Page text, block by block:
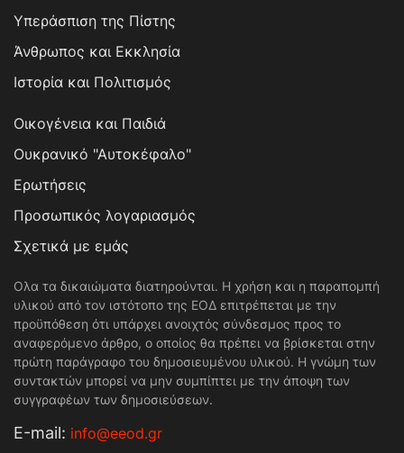
Υπεράσπιση της Πίστης
Άνθρωπος και Εκκλησία
Ιστορία και Πολιτισμός
Οικογένεια και Παιδιά
Ουκρανικό "Αυτοκέφαλο"
Ερωτήσεις
Προσωπικός λογαριασμός
Σχετικά με εμάς
Ολα τα δικαιώματα διατηρούνται. Η χρήση και η παραπομπή
υλικού από τον ιστότοπο της ΕΟΔ επιτρέπεται με την
προϋπόθεση ότι υπάρχει ανοιχτός σύνδεσμος προς το
αναφερόμενο άρθρο, ο οποίος θα πρέπει να βρίσκεται στην
πρώτη παράγραφο του δημοσιευμένου υλικού. Η γνώμη των
συντακτών μπορεί να μην συμπίπτει με την άποψη των
συγγραφέων των δημοσιεύσεων.
Е-mail: info@eeod.gr